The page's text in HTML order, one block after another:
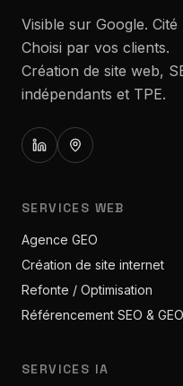
Visible sur Google. Cité
Choisi par vos clients.
Création de site web,
indépendants et TPE.
SERVICES WEB
Agence GEO
Création de site internet
Refonte / Optimisation
Référencement SEO & GEO
SERVICES IA